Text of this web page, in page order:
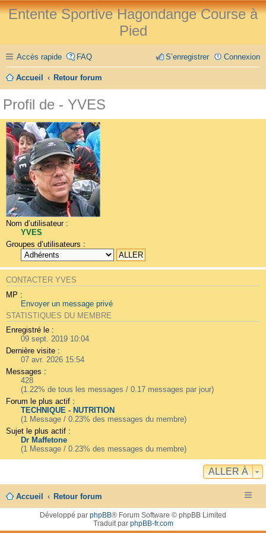
Entente Sportive Hagondange Course à
Pied
Accès rapide FAQ Connexion
S’enregistrer
Accueil Retour forum
Profil de - YVES
Nom d’utilisateur :
YVES
Groupes d’utilisateurs :
CONTACTER YVES
MP :
Envoyer un message privé
STATISTIQUES DU MEMBRE
Enregistré le :
09 sept. 2019 10:04
Dernière visite :
07 avr. 2026 15:54
Messages :
428
(1.22% de tous les messages / 0.17 messages par jour)
Forum le plus actif :
TECHNIQUE - NUTRITION
(1 Message / 0.23% des messages du membre)
Sujet le plus actif :
Dr Maffetone
(1 Message / 0.23% des messages du membre)
ALLER À
Accueil Retour forum
Développé par phpBB® Forum Software © phpBB Limited
Traduit par phpBB-fr.com